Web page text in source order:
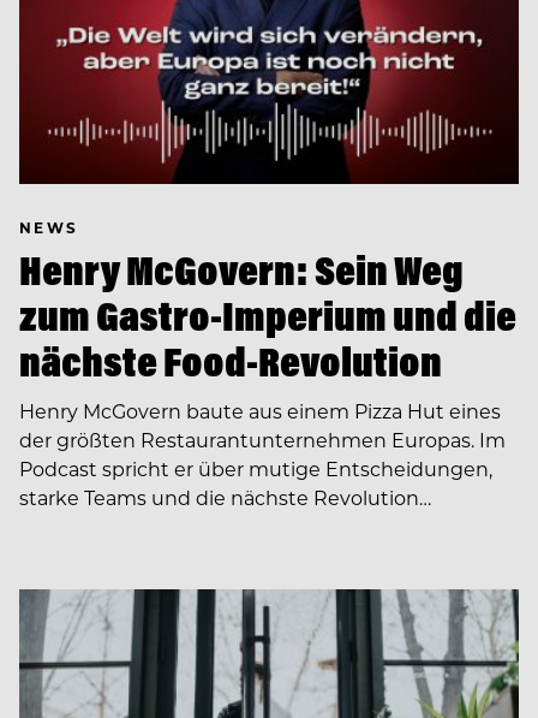
NEWS
Henry McGovern: Sein Weg
zum Gastro-Imperium und die
nächste Food-Revolution
Henry McGovern baute aus einem Pizza Hut eines
der größten Restaurantunternehmen Europas. Im
Podcast spricht er über mutige Entscheidungen,
starke Teams und die nächste Revolution…